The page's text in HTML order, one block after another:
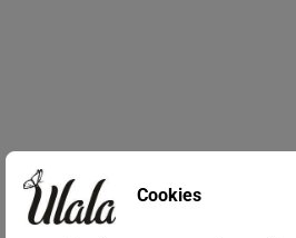
Cookies